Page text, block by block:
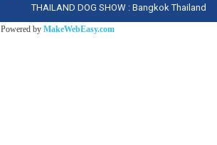
THAILAND DOG SHOW : Bangkok Thailand
Powered by MakeWebEasy.com